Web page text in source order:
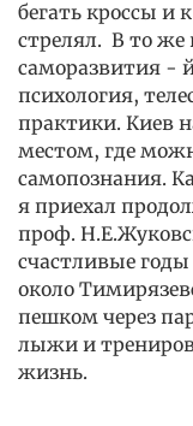
бегать кроссы и
стрелял. В то же
саморазвития -
психология,
практики. Киев
местом, где
самопознания.
я приехал
проф.
счастливые
около
пешком через
лыжи и
жизнь.